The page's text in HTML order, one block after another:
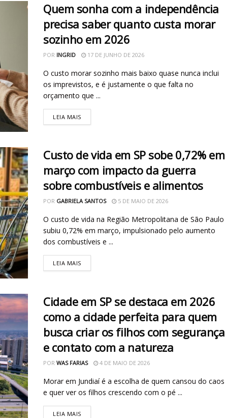
Quem sonha com a independência
precisa saber quanto custa morar
sozinho em 2026
POR INGRID 17 DE JUNHO DE 2026
O custo morar sozinho mais baixo quase nunca inclui
os imprevistos, e é justamente o que falta no
orçamento que ...
LEIA MAIS
Custo de vida em SP sobe 0,72% em
março com impacto da guerra
sobre combustíveis e alimentos
POR GABRIELA SANTOS 5 DE MAIO DE 2026
O custo de vida na Região Metropolitana de São Paulo
subiu 0,72% em março, impulsionado pelo aumento
dos combustíveis e ...
LEIA MAIS
Cidade em SP se destaca em 2026
como a cidade perfeita para quem
busca criar os filhos com segurança
e contato com a natureza
POR WAS FARIAS 4 DE MAIO DE 2026
Morar em Jundiaí é a escolha de quem cansou do caos
e quer ver os filhos crescendo com o pé ...
LEIA MAIS